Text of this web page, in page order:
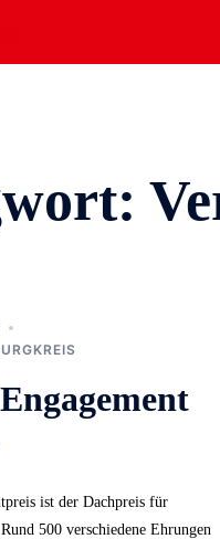
ist der Dachpreis für
500 verschiedene Ehrungen